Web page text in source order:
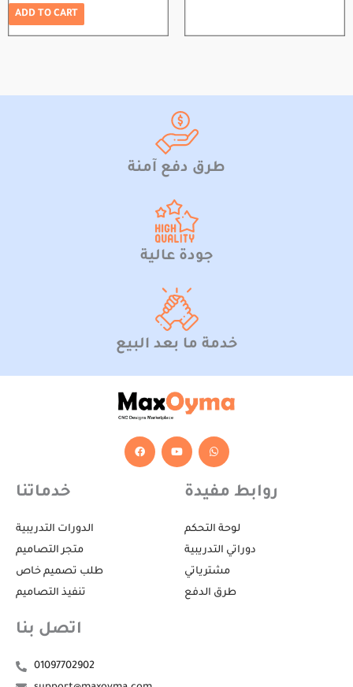
ADD TO CART
طرق دفع آمنة
جودة عالية
خدمة ما بعد البيع
F
a
Y
o
W
h
s
a
خدماتنا
الدورات التدريبية
متجر التصاميم
طلب تصميم خاص
تنفيذ التصاميم
روابط مفيدة
لوحة التحكم
دوراتي التدريبية
مشترياتي
طرق الدفع
اتصل بنا
01097702902